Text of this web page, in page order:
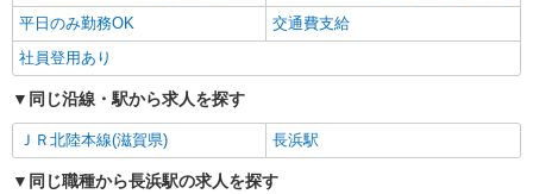
平日のみ勤務OK
交通費支給
社員登用あり
同じ沿線・駅から求人を探す
ＪＲ北陸本線(滋賀県) 長浜駅
同じ職種から長浜駅の求人を探す